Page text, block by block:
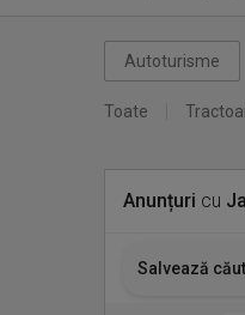
Autoturisme
Toate
Anunțuri cu
Salvează